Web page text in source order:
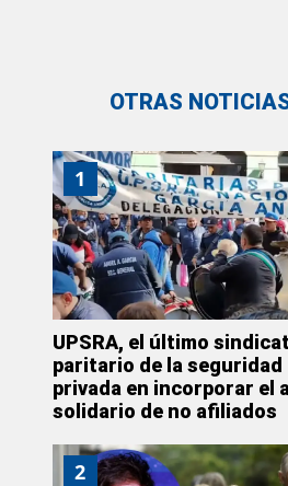
OTRAS
1
UPSRA, el último
paritario de la seguridad
privada en incorporar el
solidario de no afiliados
2